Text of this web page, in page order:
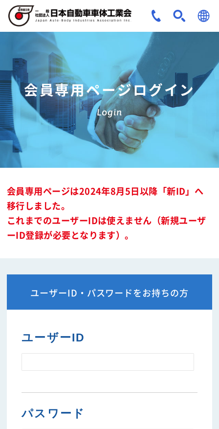
ENG
会員専用ページログイン
Login
会員専用ページは2024年8月5日以降「新ID」へ
移行しました。
これまでのユーザーIDは使えません（新規ユーザ
ーID登録が必要となります）。
ユーザーID・パスワードをお持ちの方
ユーザーID
パスワード